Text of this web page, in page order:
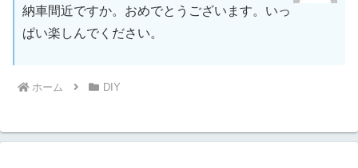
納車間近ですか。おめでとうございます。いっ
ぱい楽しんでください。
ホーム DIY